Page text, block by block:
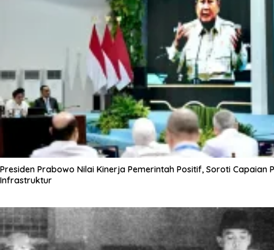
Presiden Prabowo Nilai Kinerja Pemerintah Positif, Soroti Capaian
Infrastruktur